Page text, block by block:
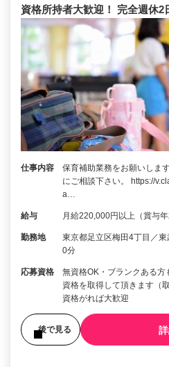
資格所持者大歓迎！ 完全週休2
仕事内容
保育補助業務をお願いしま
にご相談下さい。 https://
a…
給与 月給220,000円以上（賞与年
勤務地
東京都足立区梅田4丁目／
0分
応募資格
無資格OK・ブランクある
資格を取得して頂きます
資格がれば大歓迎
後で見る